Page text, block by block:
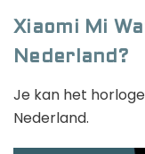
Xiaomi Mi
Nederland?
Je kan het
Nederland.